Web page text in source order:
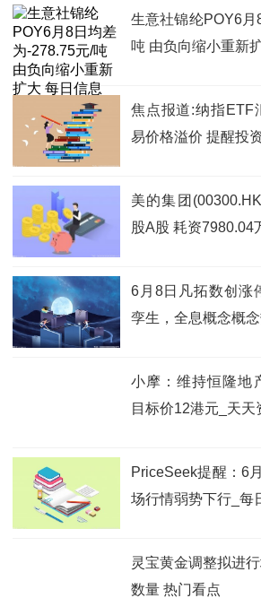
生意社锦纶POY6
吨 由负向缩小重新
焦点报道:纳指ETF
易价格溢价 提醒投
美的集团
股A股 耗资7980.04
6月8日凡拓数创涨
孪生，全息概念概
小摩：维持恒隆地
目标价12港元_天天
PriceSeek提醒：6
场行情弱势下行_每
灵宝黄金调整拟进
数量 热门看点